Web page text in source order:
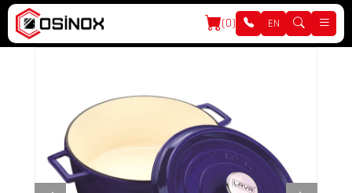
(0) EN